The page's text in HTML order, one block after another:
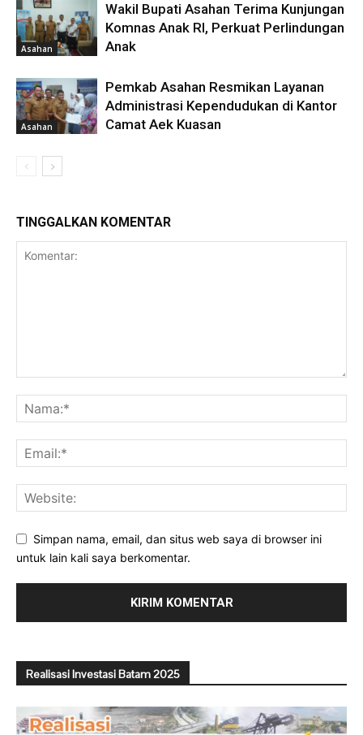
Asahan
Wakil Bupati Asahan Terima Kunjungan
Komnas Anak RI, Perkuat Perlindungan
Anak
Asahan
Pemkab Asahan Resmikan Layanan
Administrasi Kependudukan di Kantor
Camat Aek Kuasan
TINGGALKAN KOMENTAR
Simpan nama, email, dan situs web saya di browser ini
untuk lain kali saya berkomentar.
Realisasi Investasi Batam 2025